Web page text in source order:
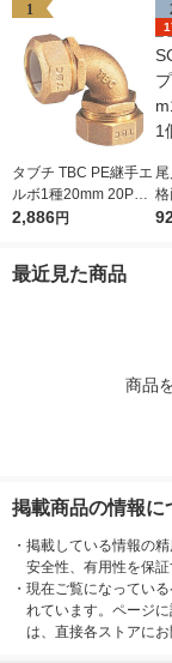
1
タブチ TBC PE継手エ
ルボ1種20mm 20PE-
1 1個 282-3187（直
2,886円
格
最近見た商品
商品
掲載商品の情報に
・ 掲載している情報の
安全性、有用性を保証
・ 現在ご覧になってい
れています。ページ
は、直接各ストアにお